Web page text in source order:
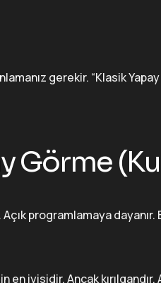
gerekir. “Klasik
Görme
programlamaya
iyisidir. Ancak